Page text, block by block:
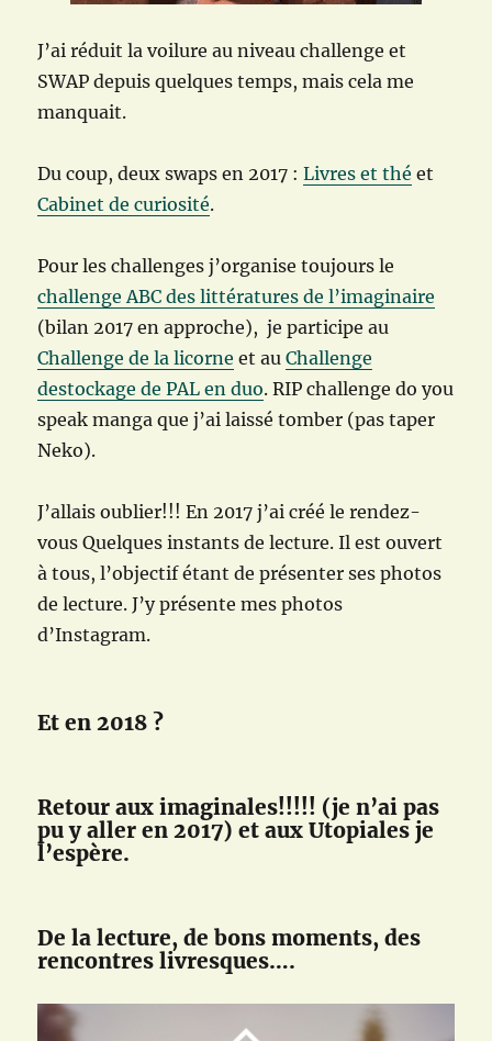
J’ai réduit la voilure au niveau challenge et
SWAP depuis quelques temps, mais cela me
manquait.
Du coup, deux swaps en 2017 :Livres et thé et
Cabinet de curiosité.
Pour les challenges j’organise toujours le
challenge ABC des littératures de l’imaginaire
(bilan 2017 en approche), je participe au
Challenge de la licorne et auChallenge
destockage de PAL en duo. RIP challenge do you
speak manga que j’ai laissé tomber (pas taper
Neko).
J’allais oublier!!! En 2017 j’ai créé le rendez-
vous Quelques instants de lecture. Il est ouvert
à tous, l’objectif étant de présenter ses photos
de lecture. J’y présente mes photos
d’Instagram.
Et en 2018 ?
Retour aux imaginales!!!!! (je n’ai pas
pu y aller en 2017) et aux Utopiales je
l’espère.
De la lecture, de bons moments, des
rencontres livresques….